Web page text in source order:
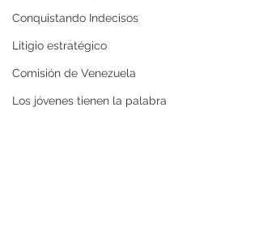
Conquistando Indecisos
Litigio estratégico
Comisión de Venezuela
Los jóvenes tienen la palabra